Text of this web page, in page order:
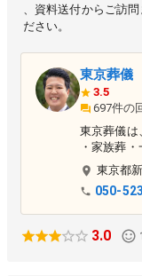
、資料送付からご訪
ださい。
東京葬儀
3.5
697件の
東京葬儀は
・家族葬
お葬式ま
東京都
050-
3.0